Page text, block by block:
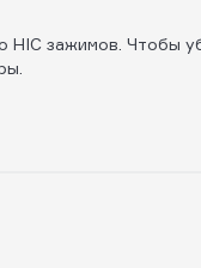
зажимов. Чтобы